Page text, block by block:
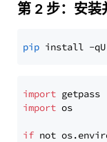
第 2 步：安
pip install -qU
import
import os
if not